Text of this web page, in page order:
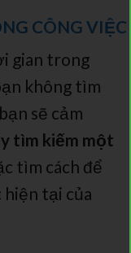
CÔNG VIỆC
gian trong
không tìm
sẽ cảm
tìm kiếm một
tìm cách để
tại của